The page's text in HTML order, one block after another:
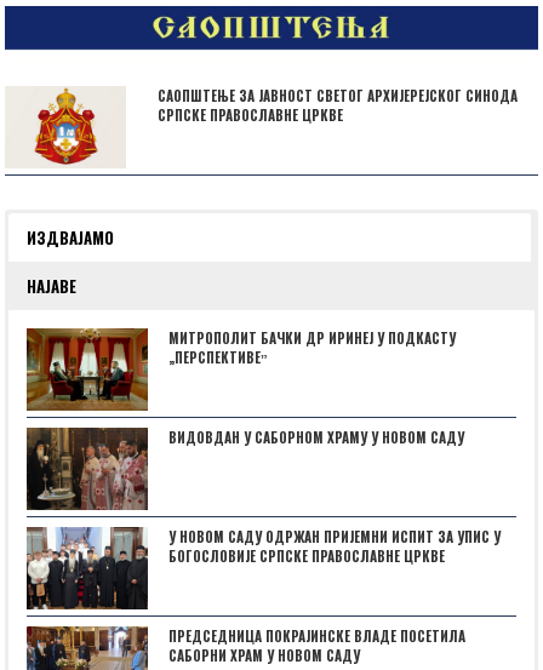
САОПШТЕЊЕ ЗА ЈАВНОСТ СВЕТОГ АРХИЈЕРЕЈСКОГ СИНОДА
СРПСКЕ ПРАВОСЛАВНЕ ЦРКВЕ
ИЗДВАЈАМО
НАЈАВЕ
МИТРОПОЛИТ БАЧКИ ДР ИРИНЕЈ У ПОДКАСТУ
„ПЕРСПЕКТИВЕˮ
ВИДОВДАН У САБОРНОМ ХРАМУ У НОВОМ САДУ
У НОВОМ САДУ ОДРЖАН ПРИЈЕМНИ ИСПИТ ЗА УПИС У
БОГОСЛОВИЈЕ СРПСКЕ ПРАВОСЛАВНЕ ЦРКВЕ
ПРЕДСЕДНИЦА ПОКРАЈИНСКЕ ВЛАДЕ ПОСЕТИЛА
САБОРНИ ХРАМ У НОВОМ САДУ